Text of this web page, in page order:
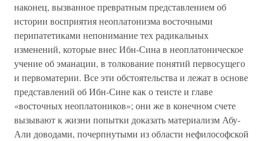
наконец, вызванное превратным представлением об
истории восприятия неоплатонизма восточными
перипатетиками непонимание тех радикальных
изменений, которые внес Ибн-Сина в неоплатоническое
учение об эманации, в толкование понятий первосущего
и первоматерии. Все эти обстоятельства и лежат в основе
представлений об Ибн-Сине как о теисте и главе
«восточных неоплатоников»; они же в конечном счете
вызывают к жизни попытки доказать материализм Абу-
Али доводами, почерпнутыми из области нефилософской